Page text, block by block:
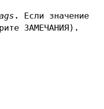
. Если значение
ЗАМЕЧАНИЯ).